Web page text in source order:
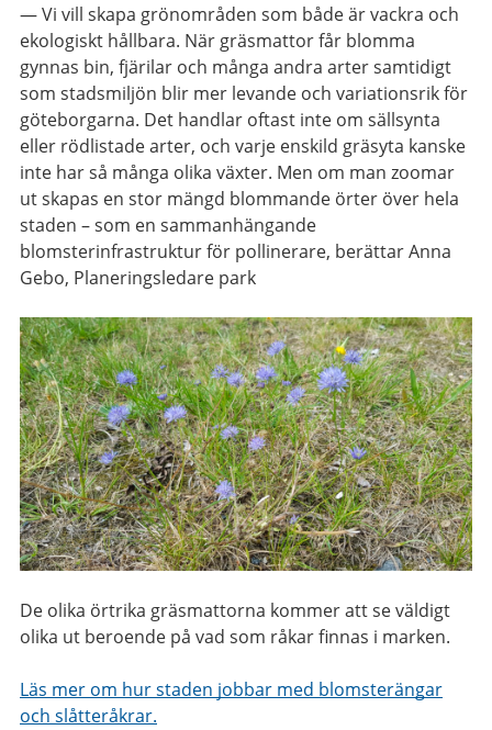
— Vi vill skapa grönområden som både är vackra och
ekologiskt hållbara. När gräsmattor får blomma
gynnas bin, fjärilar och många andra arter samtidigt
som stadsmiljön blir mer levande och variationsrik för
göteborgarna. Det handlar oftast inte om sällsynta
eller rödlistade arter, och varje enskild gräsyta kanske
inte har så många olika växter. Men om man zoomar
ut skapas en stor mängd blommande örter över hela
staden – som en sammanhängande
blomsterinfrastruktur för pollinerare, berättar Anna
Gebo, Planeringsledare park
De olika örtrika gräsmattorna kommer att se väldigt
olika ut beroende på vad som råkar finnas i marken.
Läs mer om hur staden jobbar med blomsterängar
och slåtteråkrar.